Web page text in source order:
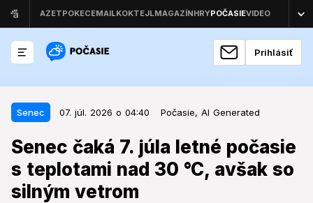
Prihlásiť
Senec 07. júl. 2026 o 04:40 Počasie, AI Generated
Senec čaká 7. júla letné počasie
s teplotami nad 30 °C, avšak so
silným vetrom
Senec 07. júl. 2026 o 04:40
Senec čaká 7. júla letné počasie s
teplotami nad 30 °C, avšak so
silným vetrom